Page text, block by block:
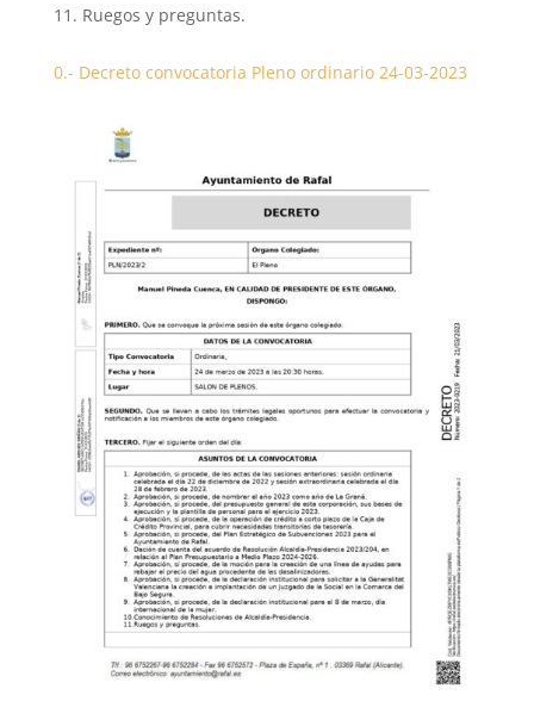
Ruegos y preguntas.
0.- Decreto convocatoria Pleno ordinario 24-03-2023